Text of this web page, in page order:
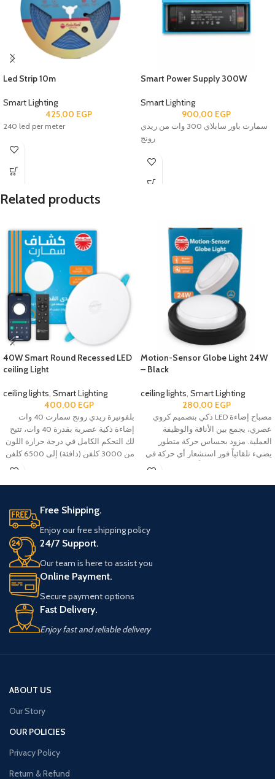
Led Strip 10m
Smart Lighting
425,00 EGP
240 led per meter
Smart Power Supply 300W
Smart Lighting
900,00 EGP
سمارت باور سابلاي 300 وات من ريدي
رونج
Related products
40W Smart Round Recessed LED
ceiling Light
ceiling lights, Smart Lighting
400,00 EGP
بلفونيرة ريدي رونج سمارت 40 وات
إضاءة ذكية عصرية بقدرة 40 وات، تتيح
لك التحكم الكامل في درجة حرارة اللون
من 3000 كلفن (دافئة) إلى 6500 كلفن
(باردة) عبر الريموت أو تطبيق الموبايل.
Motion-Sensor Globe Light 24W
– Black
ceiling lights, Smart Lighting
280,00 EGP
مصباح إضاءة LED ذكي بتصميم كروي
عصري، يجمع بين الأناقة والوظيفة
العملية. مزود بحساس حركة متطور
يضيء تلقائياً فور استشعار أي حركة في
Free Shipping.
Enjoy our free shipping policy
24/7 Support.
Our team is here to assist you
Online Payment.
Secure payment options
Fast Delivery.
Enjoy fast and reliable delivery
ABOUT US
Our Story
OUR POLICIES
Privacy Policy
Return & Refund